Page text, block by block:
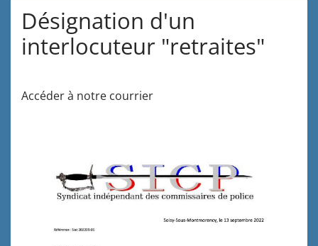
Désignation d'un
interlocuteur "retraites"
Accéder à notre courrier